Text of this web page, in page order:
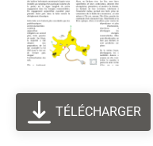
TÉLÉCHARGER